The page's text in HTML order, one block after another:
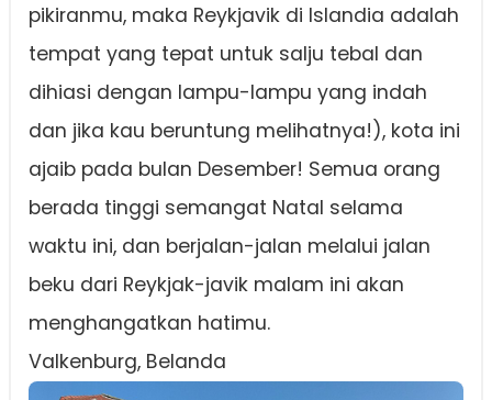
pikiranmu, maka Reykjavik di Islandia adalah
tempat yang tepat untuk salju tebal dan
dihiasi dengan lampu-lampu yang indah
dan jika kau beruntung melihatnya!), kota ini
ajaib pada bulan Desember! Semua orang
berada tinggi semangat Natal selama
waktu ini, dan berjalan-jalan melalui jalan
beku dari Reykjak-javik malam ini akan
menghangatkan hatimu.
Valkenburg, Belanda